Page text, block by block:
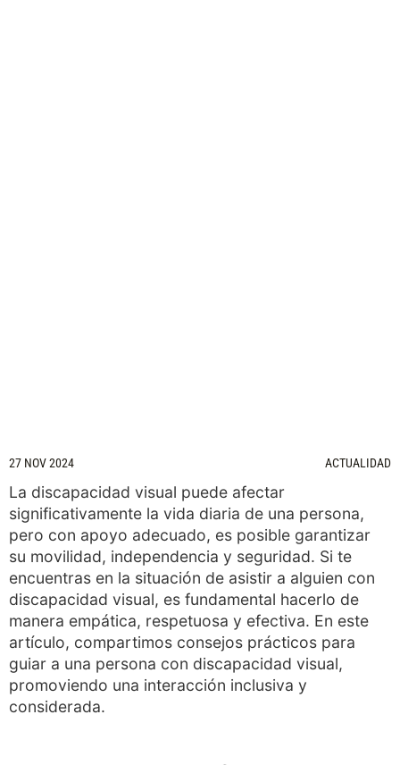
27 NOV 2024 ACTUALIDAD
La discapacidad visual puede afectar
significativamente la vida diaria de una persona,
pero con apoyo adecuado, es posible garantizar
su movilidad, independencia y seguridad. Si te
encuentras en la situación de asistir a alguien con
discapacidad visual, es fundamental hacerlo de
manera empática, respetuosa y efectiva. En este
artículo, compartimos consejos prácticos para
guiar a una persona con discapacidad visual,
promoviendo una interacción inclusiva y
considerada.